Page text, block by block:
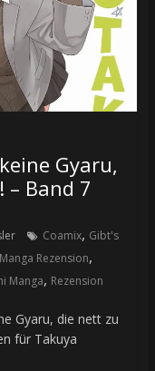
Gyaru,
Band 7
Coamix, Gibt's
Manga Rezension,
Manga, Rezension
Gyaru, die nett zu
für Takuya